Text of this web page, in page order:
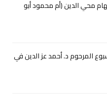
محي الدين (أم محمود أبو
المرحوم د. أحمد عز الدين في